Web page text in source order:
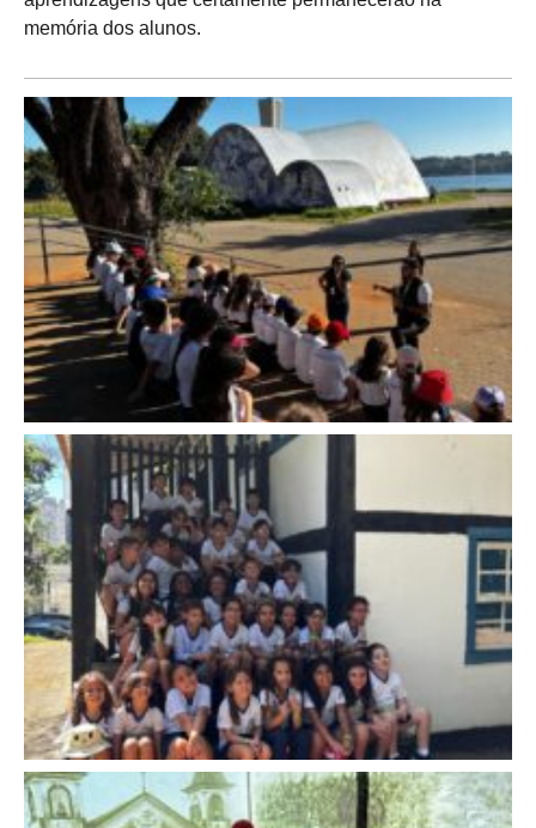
memória dos alunos.